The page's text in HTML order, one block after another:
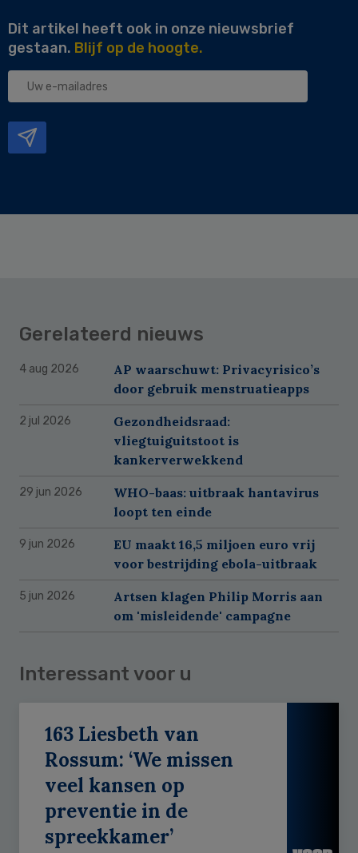
Dit artikel heeft ook in onze nieuwsbrief
gestaan. Blijf op de hoogte.
Uw
Gerelateerd nieuws
4 aug 2026
AP waarschuwt: Privacyrisico’s
door gebruik menstruatieapps
2 jul 2026
Gezondheidsraad:
vliegtuiguitstoot is
kankerverwekkend
29 jun 2026
WHO-baas: uitbraak hantavirus
loopt ten einde
9 jun 2026
EU maakt 16,5 miljoen euro vrij
voor bestrijding ebola-uitbraak
5 jun 2026
Artsen klagen Philip Morris aan
om 'misleidende' campagne
Interessant voor u
163 Liesbeth van
Rossum: ‘We missen
veel kansen op
preventie in de
spreekkamer’